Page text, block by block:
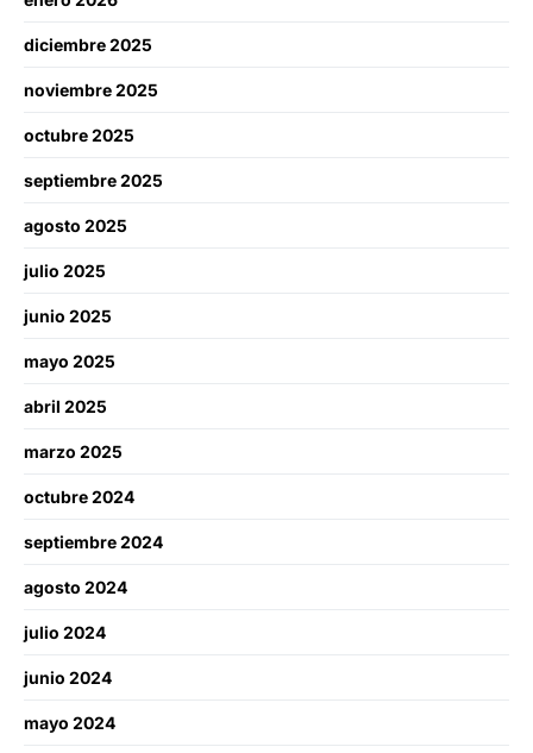
diciembre 2025
noviembre 2025
octubre 2025
septiembre 2025
agosto 2025
julio 2025
junio 2025
mayo 2025
abril 2025
marzo 2025
octubre 2024
septiembre 2024
agosto 2024
julio 2024
junio 2024
mayo 2024